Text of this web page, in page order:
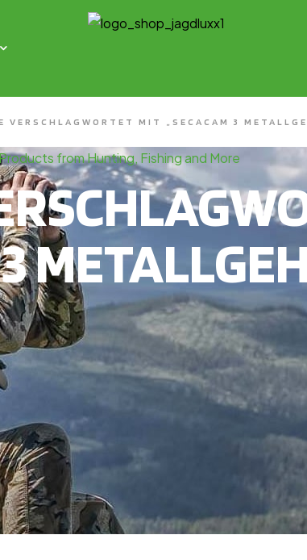
VERSCHLAGWORTET MIT „SECACAM 3
from Hunting, Fishing and More